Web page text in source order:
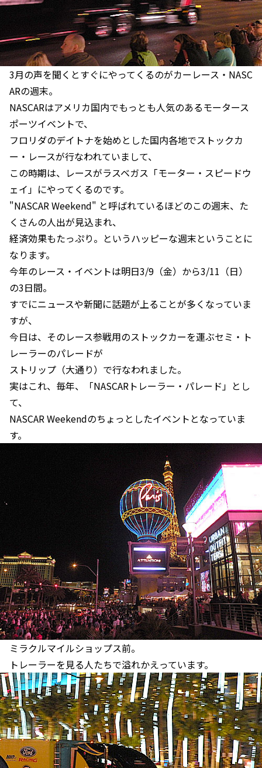
3月の声を聞くとすぐにやってくるのがカーレース・NASC
ARの週末。
NASCARはアメリカ国内でもっとも人気のあるモータース
ポーツイベントで、
フロリダのデイトナを始めとした国内各地でストックカ
ー・レースが行なわれていまして、
この時期は、レースがラスベガス「モーター・スピードウ
ェイ」にやってくるのです。
"NASCAR Weekend" と呼ばれているほどのこの週末、た
くさんの人出が見込まれ、
経済効果もたっぷり。というハッピーな週末ということに
なります。
今年のレース・イベントは明日3/9（金）から3/11（日）
の3日間。
すでにニュースや新聞に話題が上ることが多くなっていま
すが、
今日は、そのレース参戦用のストックカーを運ぶセミ・ト
レーラーのパレードが
ストリップ（大通り）で行なわれました。
実はこれ、毎年、「NASCARトレーラー・パレード」とし
て、
NASCAR Weekendのちょっとしたイベントとなっていま
す。
ミラクルマイルショップス前。
トレーラーを見る人たちで溢れかえっています。